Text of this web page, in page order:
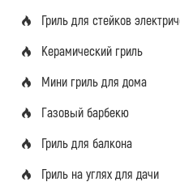
Гриль для стейков
Керамический гриль
Мини гриль для дома
Газовый барбекю
Гриль для балкона
Гриль на углях для дачи